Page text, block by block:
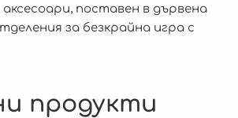
поставен в дървена
за безкрайна игра с
продукти